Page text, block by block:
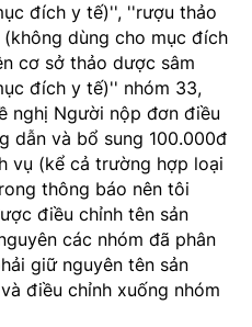
lượng
thảo VBQPPL
đích y tế)'', ''rượu thảo
dùng cho mục đích
cơ sở thảo dược sâm
đích y tế)'' nhóm 33,
nghị Người nộp đơn điều
dẫn và bổ sung 100.000đ
vụ (kể cả trường hợp loại
thông báo nên tôi
điều chỉnh tên sản
các nhóm đã phân
giữ nguyên tên sản
điều chỉnh xuống nhóm